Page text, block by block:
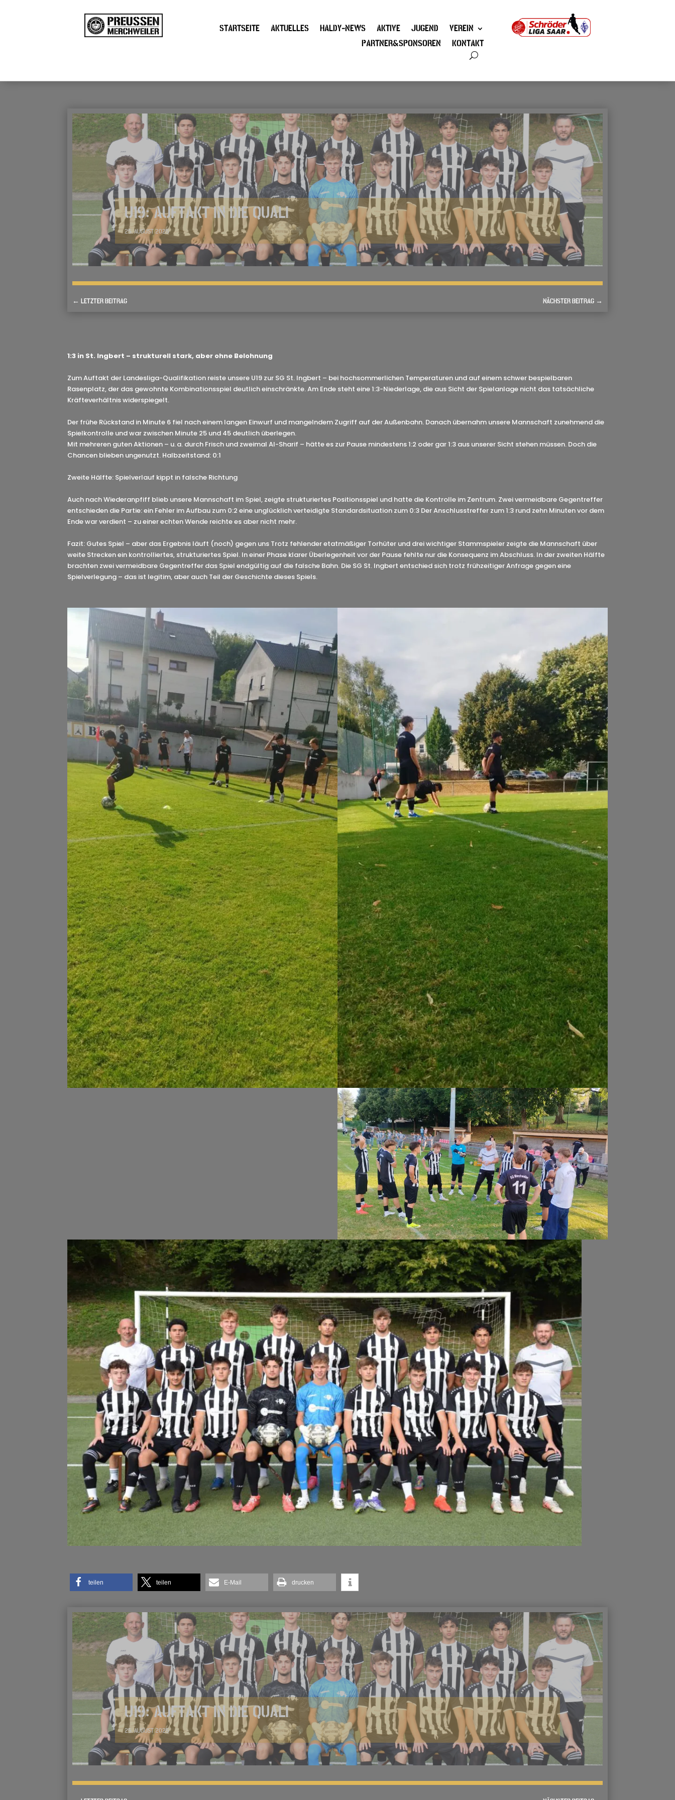
STARTSEITE AKTUELLES HALDY-NEWS AKTIVE JUGEND
VEREIN
PARTNER&SPONSOREN
KONTAKT
U19: AUFTAKT IN DIE QUALI
25. AUGUST 2025
←LETZTER BEITRAG NÄCHSTER BEITRAG→
1:3 in St. Ingbert – strukturell stark, aber ohne Belohnung
Zum Auftakt der Landesliga-Qualifikation reiste unsere U19 zur SG St. Ingbert – bei hochsommerlichen Temperaturen und auf einem schwer bespielbaren
Rasenplatz, der das gewohnte Kombinationsspiel deutlich einschränkte. Am Ende steht eine 1:3-Niederlage, die aus Sicht der Spielanlage nicht das tatsächliche
Kräfteverhältnis widerspiegelt.
Der frühe Rückstand in Minute 6 fiel nach einem langen Einwurf und mangelndem Zugriff auf der Außenbahn. Danach übernahm unsere Mannschaft zunehmend die
Spielkontrolle und war zwischen Minute 25 und 45 deutlich überlegen.
Mit mehreren guten Aktionen – u. a. durch Frisch und zweimal Al-Sharif – hätte es zur Pause mindestens 1:2 oder gar 1:3 aus unserer Sicht stehen müssen. Doch die
Chancen blieben ungenutzt. Halbzeitstand: 0:1
Zweite Hälfte: Spielverlauf kippt in falsche Richtung
Auch nach Wiederanpfiff blieb unsere Mannschaft im Spiel, zeigte strukturiertes Positionsspiel und hatte die Kontrolle im Zentrum. Zwei vermeidbare Gegentreffer
entschieden die Partie: ein Fehler im Aufbau zum 0:2 eine unglücklich verteidigte Standardsituation zum 0:3 Der Anschlusstreffer zum 1:3 rund zehn Minuten vor dem
Ende war verdient – zu einer echten Wende reichte es aber nicht mehr.
Fazit: Gutes Spiel – aber das Ergebnis läuft (noch) gegen uns Trotz fehlender etatmäßiger Torhüter und drei wichtiger Stammspieler zeigte die Mannschaft über
weite Strecken ein kontrolliertes, strukturiertes Spiel. In einer Phase klarer Überlegenheit vor der Pause fehlte nur die Konsequenz im Abschluss. In der zweiten Hälfte
brachten zwei vermeidbare Gegentreffer das Spiel endgültig auf die falsche Bahn. Die SG St. Ingbert entschied sich trotz frühzeitiger Anfrage gegen eine
Spielverlegung – das ist legitim, aber auch Teil der Geschichte dieses Spiels.
teilen teilen E-Mail drucken
U19: AUFTAKT IN DIE QUALI
25. AUGUST 2025